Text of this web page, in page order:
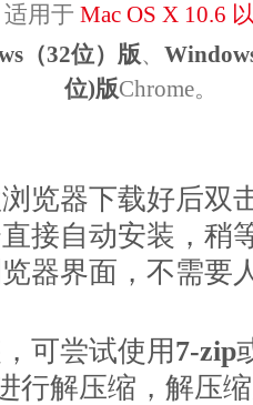
适用于 Mac OS X 10.6
（32位）版、
位)版Chrome。
览器下载好后双
接自动安装，稍
器界面，不需要
可尝试使用7-zip
行解压缩，解压